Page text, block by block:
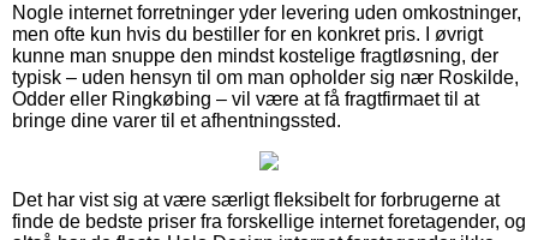
Nogle internet forretninger yder levering uden omkostninger,
men ofte kun hvis du bestiller for en konkret pris. I øvrigt
kunne man snuppe den mindst kostelige fragtløsning, der
typisk – uden hensyn til om man opholder sig nær Roskilde,
Odder eller Ringkøbing – vil være at få fragtfirmaet til at
bringe dine varer til et afhentningssted.
Det har vist sig at være særligt fleksibelt for forbrugerne at
finde de bedste priser fra forskellige internet foretagender, og